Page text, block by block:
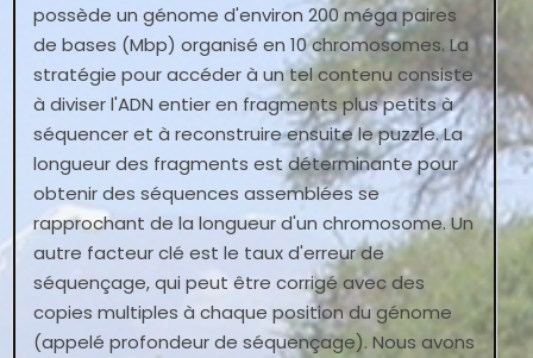
possède un génome d'environ 200 méga paires
de bases (Mbp) organisé en 10 chromosomes. La
stratégie pour accéder à un tel contenu consiste
à diviser l'ADN entier en fragments plus petits à
séquencer et à reconstruire ensuite le puzzle. La
longueur des fragments est déterminante pour
obtenir des séquences assemblées se
rapprochant de la longueur d'un chromosome. Un
autre facteur clé est le taux d'erreur de
séquençage, qui peut être corrigé avec des
copies multiples à chaque position du génome
(appelé profondeur de séquençage). Nous avons